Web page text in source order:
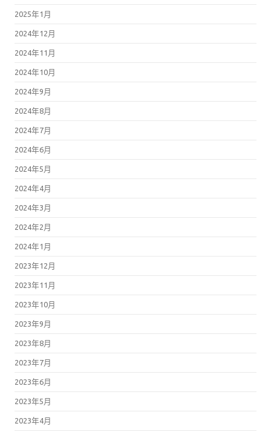
2025年1月
2024年12月
2024年11月
2024年10月
2024年9月
2024年8月
2024年7月
2024年6月
2024年5月
2024年4月
2024年3月
2024年2月
2024年1月
2023年12月
2023年11月
2023年10月
2023年9月
2023年8月
2023年7月
2023年6月
2023年5月
2023年4月